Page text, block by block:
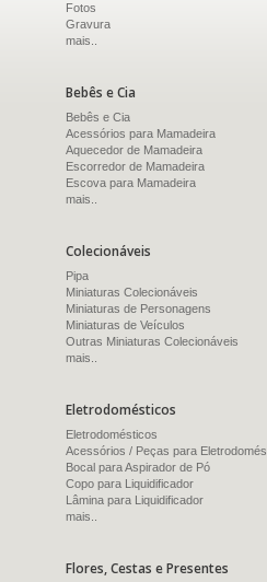
Fotos
Gravura
mais..
Bebês e Cia
Bebês e Cia
Acessórios para Mamadeira
Aquecedor de Mamadeira
Escorredor de Mamadeira
Escova para Mamadeira
mais..
Colecionáveis
Pipa
Miniaturas Colecionáveis
Miniaturas de Personagens
Miniaturas de Veículos
Outras Miniaturas Colecionáveis
mais..
Eletrodomésticos
Eletrodomésticos
Acessórios / Peças para
Bocal para Aspirador de Pó
Copo para Liquidificador
Lâmina para Liquidificador
mais..
Flores, Cestas e Presentes